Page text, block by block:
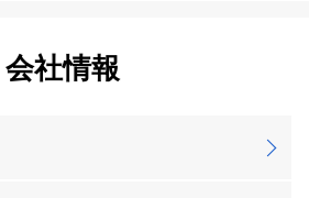
会社情報